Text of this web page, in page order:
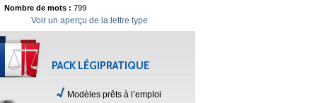
Nombre de mots : 799
Voir un aperçu de la lettre type
PACK LÉGIPRATIQUE
Modèles prêts à l’emploi